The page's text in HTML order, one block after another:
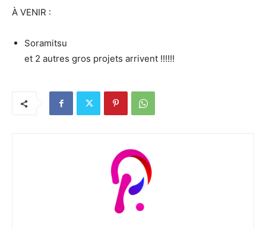
À VENIR :
Soramitsu
et 2 autres gros projets arrivent !!!!!!